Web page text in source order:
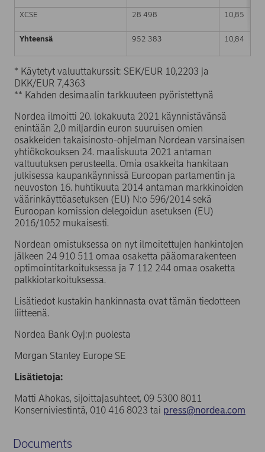
XCSE 28 498 10,85
Yhteensä 952 383 10,84
* Käytetyt valuuttakurssit: SEK/EUR 10,2203 ja
DKK/EUR 7,4363
** Kahden desimaalin tarkkuuteen pyöristettynä
Nordea ilmoitti 20. lokakuuta 2021 käynnistävänsä
enintään 2,0 miljardin euron suuruisen omien
osakkeiden takaisinosto-ohjelman Nordean varsinaisen
yhtiökokouksen 24. maaliskuuta 2021 antaman
valtuutuksen perusteella. Omia osakkeita hankitaan
julkisessa kaupankäynnissä Euroopan parlamentin ja
neuvoston 16. huhtikuuta 2014 antaman markkinoiden
väärinkäyttöasetuksen (EU) N:o 596/2014 sekä
Euroopan komission delegoidun asetuksen (EU)
2016/1052 mukaisesti.
Nordean omistuksessa on nyt ilmoitettujen hankintojen
jälkeen 24 910 511 omaa osaketta pääomarakenteen
optimointitarkoituksessa ja 7 112 244 omaa osaketta
palkkiotarkoituksessa.
Lisätiedot kustakin hankinnasta ovat tämän tiedotteen
liitteenä.
Nordea Bank Oyj:n puolesta
Morgan Stanley Europe SE
Lisätietoja:
Matti Ahokas, sijoittajasuhteet, 09 5300 8011
Konserniviestintä, 010 416 8023 tai press@nordea.com
Documents